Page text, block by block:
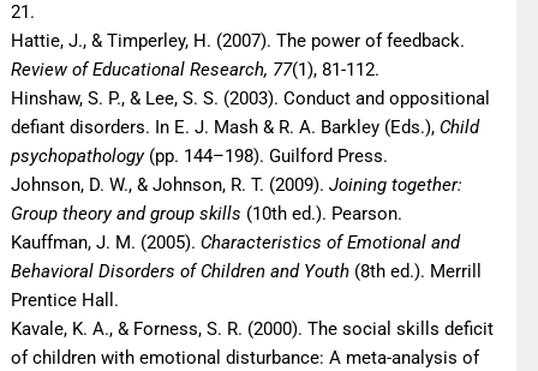
21.
Hattie, J., & Timperley, H. (2007). The power of feedback.
Review of Educational Research, 77(1), 81-112.
Hinshaw, S. P., & Lee, S. S. (2003). Conduct and oppositional
defiant disorders. In E. J. Mash & R. A. Barkley (Eds.), Child
psychopathology(pp. 144–198). Guilford Press.
Johnson, D. W., & Johnson, R. T. (2009).Joining together:
Group theory and group skills (10th ed.). Pearson.
Kauffman, J. M. (2005). Characteristics of Emotional and
Behavioral Disorders of Children and Youth (8th ed.). Merrill
Prentice Hall.
Kavale, K. A., & Forness, S. R. (2000). The social skills deficit
of children with emotional disturbance: A meta-analysis of